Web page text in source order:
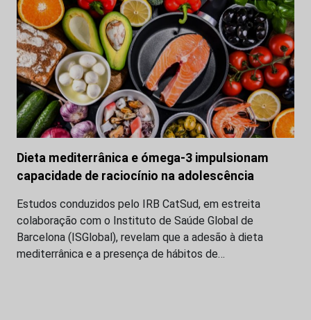
Dieta mediterrânica e ómega-3 impulsionam
capacidade de raciocínio na adolescência
Estudos conduzidos pelo IRB CatSud, em estreita
colaboração com o Instituto de Saúde Global de
Barcelona (ISGlobal), revelam que a adesão à dieta
mediterrânica e a presença de hábitos de…